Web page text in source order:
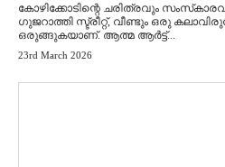
കോഴിക്കോടിന്റെ ചരിത്രവും
ഗുജറാത്തി സ്ട്രീറ്റ്, വീണ്ടും ഒരു
ഒരുങ്ങുകയാണ്. ആത്മ ആർട്ട്...
23rd March 2026